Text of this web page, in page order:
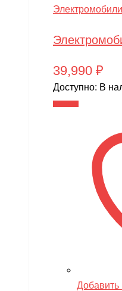
Электромобили
39,990 ₽
Доступно: В
Добавить